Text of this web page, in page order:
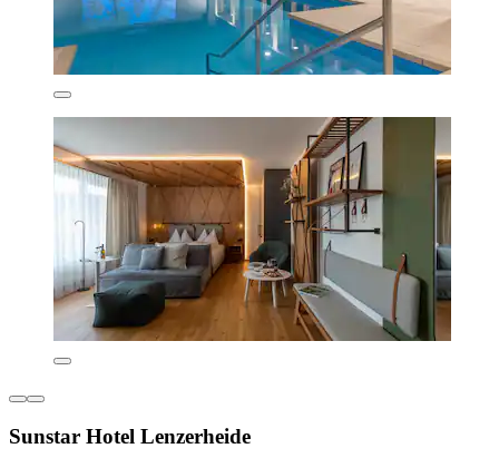
Sunstar Hotel Lenzerheide